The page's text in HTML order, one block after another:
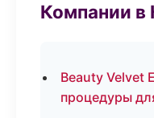
Компании в
Beauty Velvet
процедуры